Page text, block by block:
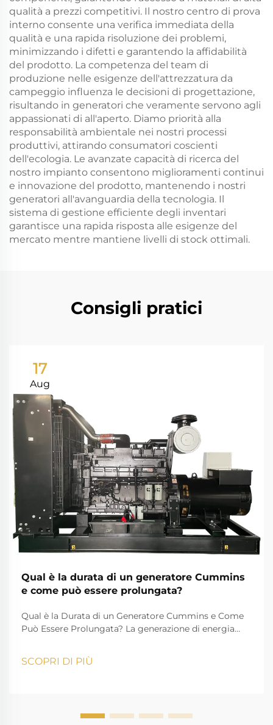
qualità a prezzi competitivi. Il nostro centro di prova
interno consente una verifica immediata della
qualità e una rapida risoluzione dei problemi,
minimizzando i difetti e garantendo la affidabilità
del prodotto. La competenza del team di
produzione nelle esigenze dell'attrezzatura da
campeggio influenza le decisioni di progettazione,
risultando in generatori che veramente servono agli
appassionati di all'aperto. Diamo priorità alla
responsabilità ambientale nei nostri processi
produttivi, attirando consumatori coscienti
dell'ecologia. Le avanzate capacità di ricerca del
nostro impianto consentono miglioramenti continui
e innovazione del prodotto, mantenendo i nostri
generatori all'avanguardia della tecnologia. Il
sistema di gestione efficiente degli inventari
garantisce una rapida risposta alle esigenze del
mercato mentre mantiene livelli di stock ottimali.
Consigli pratici
17
Aug
Qual è la durata di un generatore Cummins
e come può essere prolungata?
Qual è la Durata di un Generatore Cummins e Come
Può Essere Prolungata? La generazione di energia
garantendo che case, aziende, istituzioni sanitarie e
industrie possano proseguire le loro attività senza
SCOPRI DI PIÙ